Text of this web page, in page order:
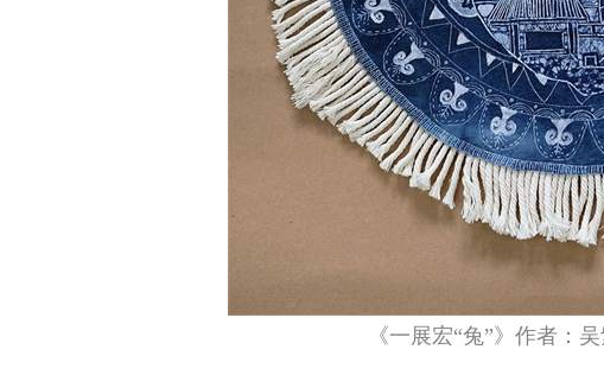
《一展宏“兔”》作者：
多年来，我坚持学习机器人和图形编程，积极参与
用热爱谱写
对我来说，音乐和生
或者安慰。成长有无限可